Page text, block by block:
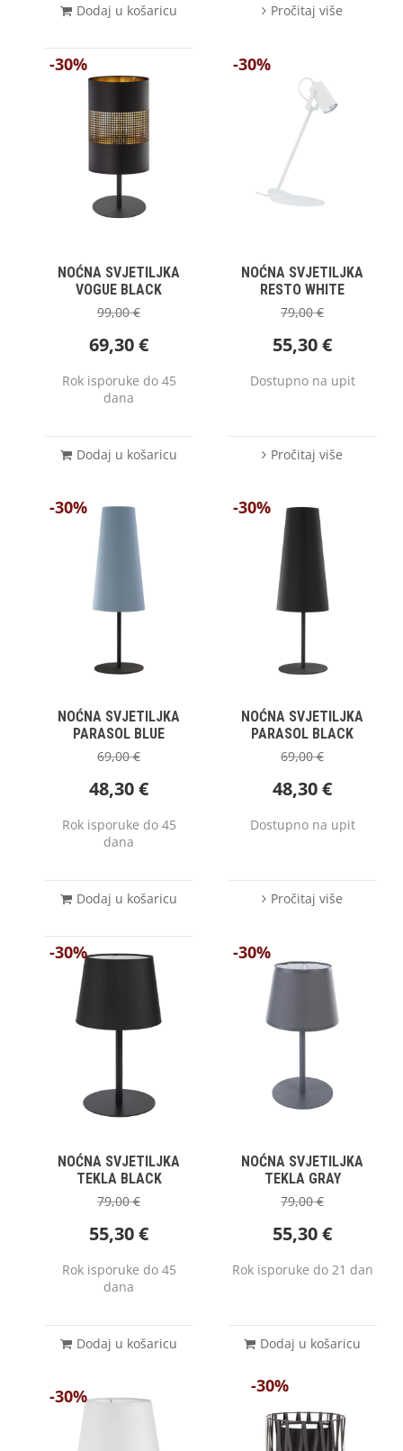
Dodaj u košaricu Pročitaj više
-30%
NOĆNA SVJETILJKA
VOGUE BLACK
99,00€
69,30€
Rok isporuke do 45
dana
Dodaj u košaricu
-30%
NOĆNA SVJETILJKA
RESTO WHITE
79,00€
55,30€
Dostupno na upit
Pročitaj više
-30%
NOĆNA SVJETILJKA
PARASOL BLUE
69,00€
48,30€
Rok isporuke do 45
dana
Dodaj u košaricu
-30%
NOĆNA SVJETILJKA
PARASOL BLACK
69,00€
48,30€
Dostupno na upit
Pročitaj više
-30%
NOĆNA SVJETILJKA
TEKLA BLACK
79,00€
55,30€
Rok isporuke do 45
dana
Dodaj u košaricu
-30%
NOĆNA SVJETILJKA
TEKLA GRAY
79,00€
55,30€
Rok isporuke do 21 dan
Dodaj u košaricu
-30% -30%